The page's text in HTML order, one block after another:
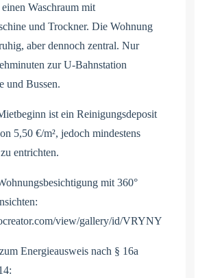
Waschraum mit
und Trockner. Die Wohnung
aber dennoch zentral. Nur
zur U-Bahnstation
und Bussen.
ist ein Reinigungsdeposit
5,50 €/m², jedoch mindestens
entrichten.
mit 360°
view/gallery/id/VRYNY
Energieausweis nach § 16a